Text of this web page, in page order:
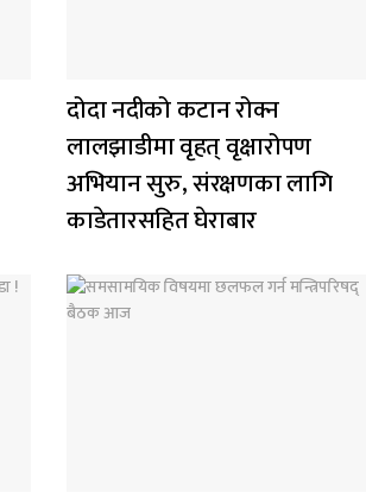
दोदा नदीको कटान रोक्न
लालझाडीमा वृहत् वृक्षारोपण
अभियान सुरु, संरक्षणका लागि
काडेतारसहित घेराबार